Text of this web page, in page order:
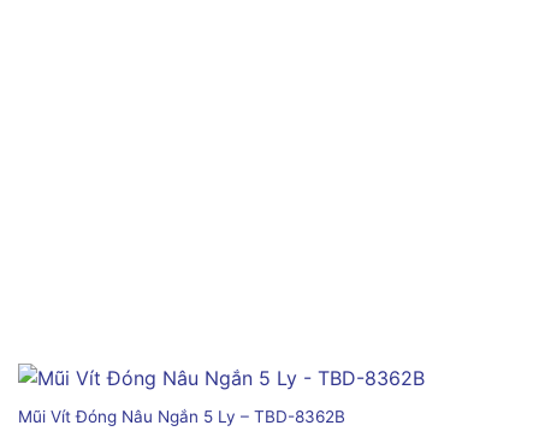
Mũi Vít Đóng Nâu Ngắn 5 Ly – TBD-8362B